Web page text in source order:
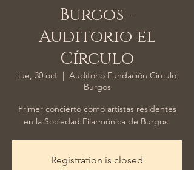
Burgos -
Auditorio el
Círculo
jue, 30 oct
  |
Auditorio Fundación Círculo
Burgos
Primer concierto como artistas residentes
en la Sociedad Filarmónica de Burgos.
Registration is closed